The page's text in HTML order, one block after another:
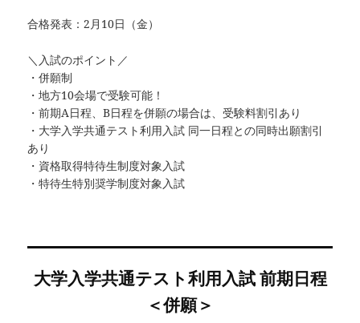
合格発表：2月10日（金）
＼入試のポイント／
・併願制
・地方10会場で受験可能！
・前期A日程、B日程を併願の場合は、受験料割引あり
・大学入学共通テスト利用入試 同一日程との同時出願割引
あり
・資格取得特待生制度対象入試
・特待生特別奨学制度対象入試
大学入学共通テスト利用入試 前期日程
＜併願＞